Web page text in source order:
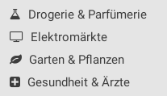
Drogerie & Parfümerie
Elektromärkte
Garten & Pflanzen
Gesundheit & Ärzte